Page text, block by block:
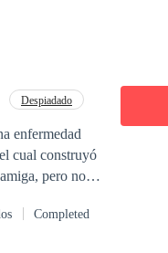
Despiadado
enfermedad
cual construyó
pero no lo
Completed